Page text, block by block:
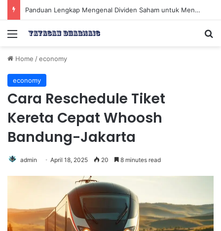
Panduan Lengkap Mengenal Dividen Saham untuk Mendapatkan Pasif Income Setiap Tahun
Menu
Home /economy
economy
Cara Reschedule Tiket
Kereta Cepat Whoosh
Bandung-Jakarta
admin April 18, 2025 20 8 minutes read